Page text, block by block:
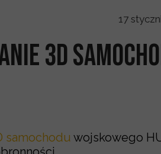
3D
samochodu wojskowego
17